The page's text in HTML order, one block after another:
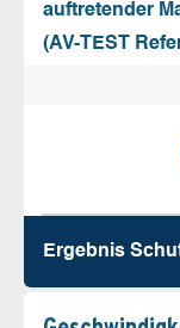
auftretender
(AV-TEST
Ergebnis